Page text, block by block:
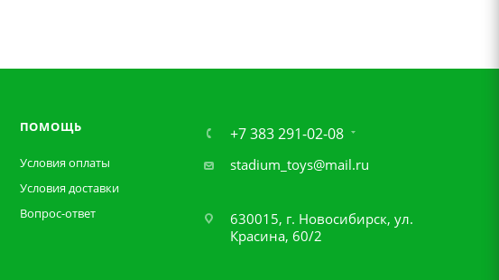
ПОМОЩЬ
Условия оплаты
Условия доставки
Вопрос-ответ
+7 383 291-02-08
stadium_toys@mail.ru
630015, г. Новосибирск, ул.
Красина, 60/2